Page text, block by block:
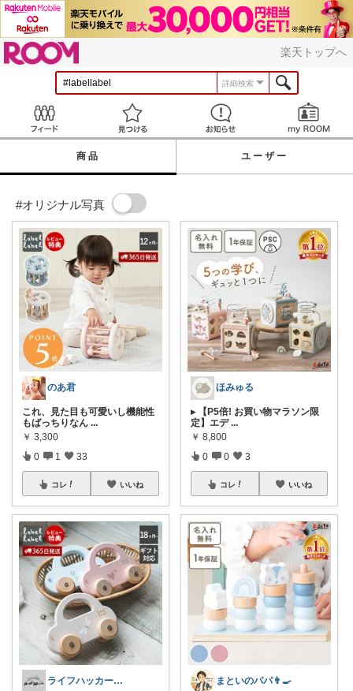
楽天トップへ
詳細検索
見つける お知らせ
商品 ユーザー
#オリジナル写真
のあ君
これ、見た目も可愛いし機能性
もばっちりなん ...
￥ 3,300
0 1 33
コレ いいね
ライフハッカー🍀Beetle
ほみゅる
▸ 【P5倍! お買い物マラソン限
定】エデ ...
￥ 8,800
0 0 3
コレ いいね
まといのパパ👨‍🍳